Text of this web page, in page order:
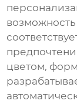
цветом,